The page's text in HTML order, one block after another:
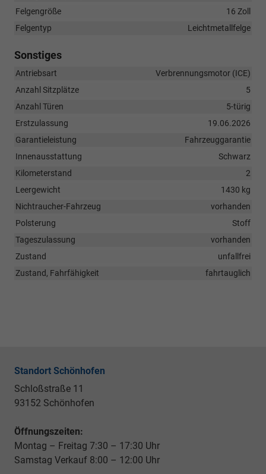
Felgengröße
16 Zoll
Felgentyp
Leichtmetallfelge
Sonstiges
Antriebsart
Verbrennungsmotor (ICE)
Anzahl Sitzplätze
5
Anzahl Türen
5-türig
Erstzulassung
19.06.2026
Garantieleistung
Fahrzeuggarantie
Innenausstattung
Schwarz
Kilometerstand
2
Leergewicht
1430 kg
Nichtraucher-Fahrzeug
vorhanden
Polsterung
Stoff
Tageszulassung
vorhanden
Zustand
unfallfrei
Zustand, Fahrfähigkeit
fahrtauglich
Standort Schönhofen
Schloßstraße 11
93152 Schönhofen
Öffnungszeiten:
Montag – Freitag 7:30 – 17:30 Uhr
Samstag Verkauf 8:00 – 12:00 Uhr